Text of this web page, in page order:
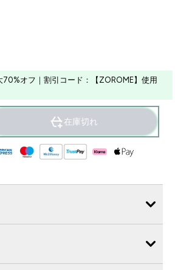
70%オフ｜割引コード：【ZOROME】使用
price
在庫切れ